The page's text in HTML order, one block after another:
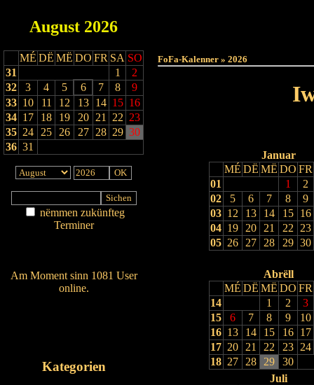
August 2026
MÉ DË MË DO FR SA SO
31
1
2
32
3 4 5 6 7 8
9
33 10 11 12 13 14 15 16
34 17 18 19 20 21 22 23
35 24 25 26 27 28 29 30
36 31
nëmmen zukünfteg
Terminer
Am Moment sinn 1081 User
online.
Kategorien
FoFa-Kalenner » 2026
Januar
MÉ DË MË DO FR
01
1
2
02
5 6 7 8
9
03 12 13 14 15
16
04 19 20 21 22
23
05 26 27 28 29 30
Abrëll
MÉ DË MË DO FR
14
1 2
3
15
6 7 8 9
10
16 13 14 15 16
17
17 20 21 22 23
24
18 27 28 29
30
Juli